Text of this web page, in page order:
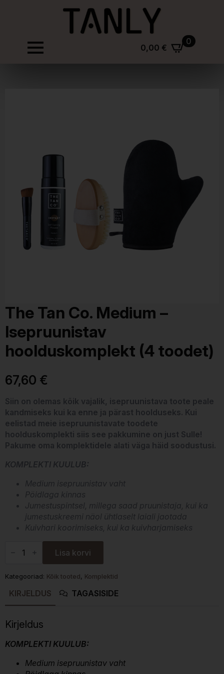
0,00 €
0
The Tan Co. Medium –
Isepruunistav
hoolduskomplekt (4 toodet)
67,60 €
Siin on olemas kõik vajalik, isepruunistava toote peale
kandmiseks kui ka enne ja pärast hoolduseks. Kui
eelistad meie isepruunistavate toodete
hoolduskomplekti siis see pakkumine on just Sulle!
Pakume oma komplektidele alati väga häid soodustusi.
KOMPLEKTI KUULUB:
Medium isepruunistav vaht
Pöidlaga kinnas
Jumestuspintsel, millega saad pruunistaja, kui ka
jumestuskreemi näol ühtlaselt laiali jaotada
Kuivhari koorimiseks, kui ka kuivharjamiseks
-
hoolduskomplekt
toodet)
Lisa korvi
Kategooriad: Kõik tooted, Komplektid
KIRJELDUS TAGASISIDE
Kirjeldus
KOMPLEKTI KUULUB:
Medium isepruunistav vaht